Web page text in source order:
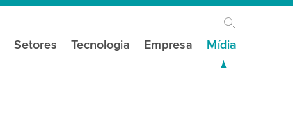
Setores Tecnologia Empresa Mídia